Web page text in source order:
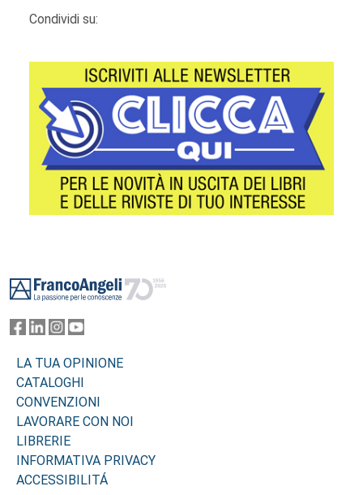
Condividi su:
LA TUA OPINIONE
CATALOGHI
CONVENZIONI
LAVORARE CON NOI
LIBRERIE
INFORMATIVA PRIVACY
ACCESSIBILITÁ